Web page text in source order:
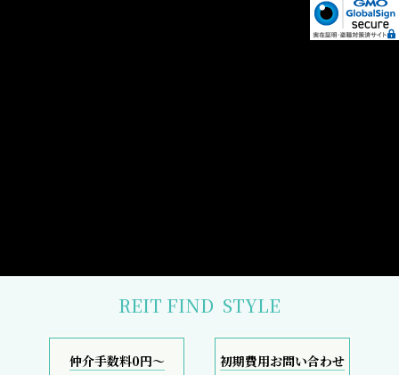
REIT FIND STYLE
仲介手数料0円～ 初期費用お問い合わせ